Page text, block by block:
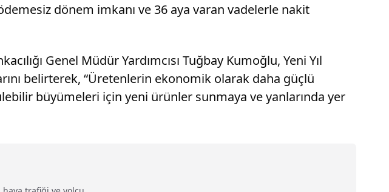
dönem imkanı ve 36 aya varan vadelerle nakit
Genel Müdür Yardımcısı Tuğbay Kumoğlu, Yeni Yıl
belirterek, “Üretenlerin ekonomik olarak daha güçlü
büyümeleri için yeni ürünler sunmaya ve yanlarında yer